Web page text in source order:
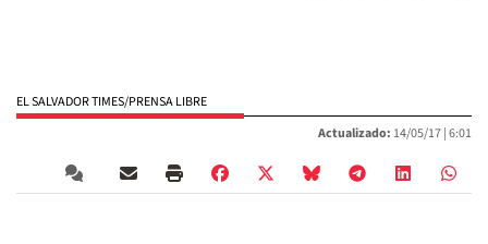
EL SALVADOR TIMES/PRENSA LIBRE
Actualizado: 14/05/17 |6:01